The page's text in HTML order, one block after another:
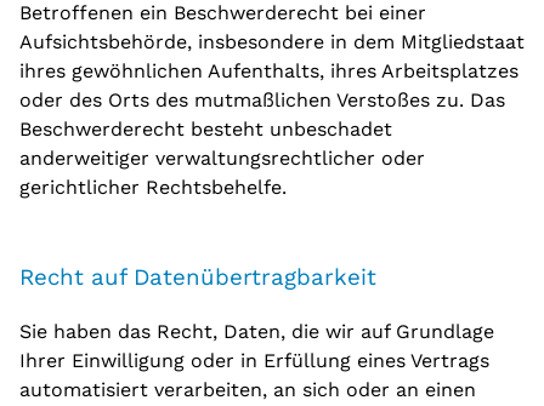
Betroffenen ein Beschwerderecht bei einer
Aufsichtsbehörde, insbesondere in dem Mitgliedstaat
ihres gewöhnlichen Aufenthalts, ihres Arbeitsplatzes
oder des Orts des mutmaßlichen Verstoßes zu. Das
Beschwerderecht besteht unbeschadet
anderweitiger verwaltungsrechtlicher oder
gerichtlicher Rechtsbehelfe.
Recht auf Daten­übertrag­barkeit
Sie haben das Recht, Daten, die wir auf Grundlage
Ihrer Einwilligung oder in Erfüllung eines Vertrags
automatisiert verarbeiten, an sich oder an einen